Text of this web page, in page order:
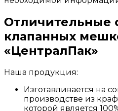
Отличительные
клапанных
«ЦентралПак»
Наша продукция:
Изготавливается на
производстве из
которой является